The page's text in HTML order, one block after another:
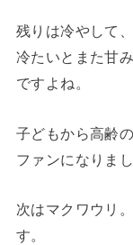
残りは冷やして
冷たいとまた甘
ですよね。
子どもから高齢
ファンになりま
次はマクワウリ
す。